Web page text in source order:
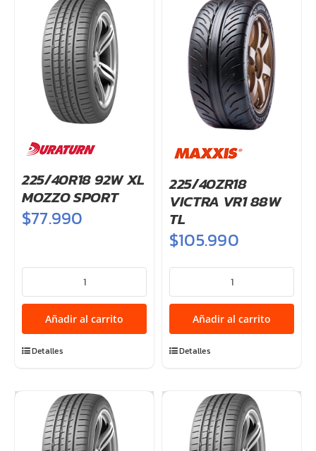
225/40R18 92W XL
MOZZO SPORT
$77.990
92W
XL
MOZZO
SPORT
cantidad
Añadir al carrito
Detalles
225/40ZR18
VICTRA VR1 88W
TL
$105.990
VICTRA
VR1
TL
cantidad
Añadir al carrito
Detalles